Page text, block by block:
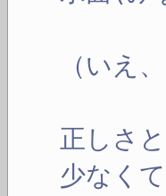
（いえ
正しさ
少なく